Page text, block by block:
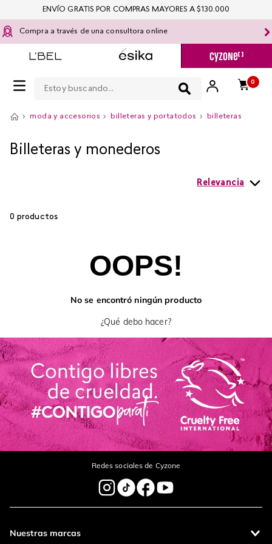
Compra a través de una consultora online
0
ENVÍO GRATIS POR COMPRAS MAYORES A $130.000
moda y accesorios billeteras y portatodos billeteras
Billeteras y monederos
Relevancia
0 productos
OOPS!
No se encontró ningún producto
¿Qué debo hacer?
Redes sociales de Cyzone
Nuestras marcas